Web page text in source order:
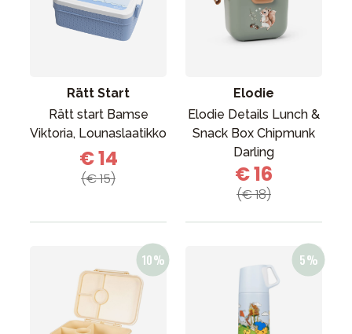
Rätt Start
Rätt start Bamse
Viktoria, Lounaslaatikko
€ 14
(€ 15)
Elodie
Elodie Details Lunch &
Snack Box Chipmunk
Darling
€ 16
(€ 18)